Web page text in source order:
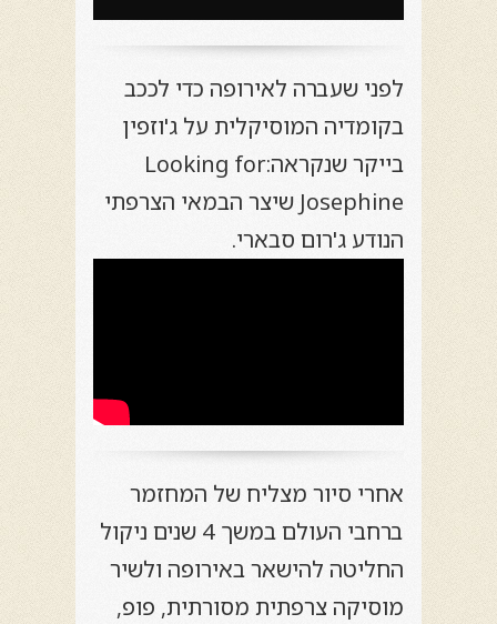
לפני שעברה לאירופה כדי לככב
בקומדיה המוסיקלית על ג'וזפין
בייקר שנקראה:Looking for
Josephine שיצר הבמאי הצרפתי
הנודע ג'רום סבארי.
אחרי סיור מצליח של המחזמר
ברחבי העולם במשך 4 שנים ניקול
החליטה להישאר באירופה ולשיר
מוסיקה צרפתית מסורתית, פופ,